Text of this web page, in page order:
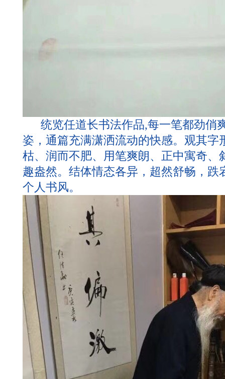
统览任道长书法作品,每一笔都劲俏
姿，通篇充满潇洒流动的快感。观其字
枯、润而不肥、用笔爽朗、正中寓奇、
趣盎然。结体情态各异，超然舒畅，跌
个人书风。